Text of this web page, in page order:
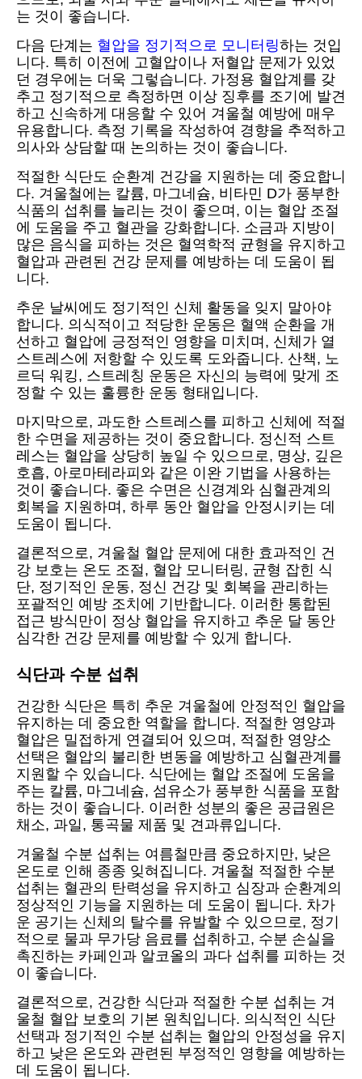
는 것이 좋습니다.
다음 단계는 혈압을 정기적으로 모니터링하는 것입
니다. 특히 이전에 고혈압이나 저혈압 문제가 있었
던 경우에는 더욱 그렇습니다. 가정용 혈압계를 갖
추고 정기적으로 측정하면 이상 징후를 조기에 발견
하고 신속하게 대응할 수 있어 겨울철 예방에 매우
유용합니다. 측정 기록을 작성하여 경향을 추적하고
의사와 상담할 때 논의하는 것이 좋습니다.
적절한 식단도 순환계 건강을 지원하는 데 중요합니
다. 겨울철에는 칼륨, 마그네슘, 비타민 D가 풍부한
식품의 섭취를 늘리는 것이 좋으며, 이는 혈압 조절
에 도움을 주고 혈관을 강화합니다. 소금과 지방이
많은 음식을 피하는 것은 혈역학적 균형을 유지하고
혈압과 관련된 건강 문제를 예방하는 데 도움이 됩
니다.
추운 날씨에도 정기적인 신체 활동을 잊지 말아야
합니다. 의식적이고 적당한 운동은 혈액 순환을 개
선하고 혈압에 긍정적인 영향을 미치며, 신체가 열
스트레스에 저항할 수 있도록 도와줍니다. 산책, 노
르딕 워킹, 스트레칭 운동은 자신의 능력에 맞게 조
정할 수 있는 훌륭한 운동 형태입니다.
마지막으로, 과도한 스트레스를 피하고 신체에 적절
한 수면을 제공하는 것이 중요합니다. 정신적 스트
레스는 혈압을 상당히 높일 수 있으므로, 명상, 깊은
호흡, 아로마테라피와 같은 이완 기법을 사용하는
것이 좋습니다. 좋은 수면은 신경계와 심혈관계의
회복을 지원하며, 하루 동안 혈압을 안정시키는 데
도움이 됩니다.
결론적으로, 겨울철 혈압 문제에 대한 효과적인 건
강 보호는 온도 조절, 혈압 모니터링, 균형 잡힌 식
단, 정기적인 운동, 정신 건강 및 회복을 관리하는
포괄적인 예방 조치에 기반합니다. 이러한 통합된
접근 방식만이 정상 혈압을 유지하고 추운 달 동안
심각한 건강 문제를 예방할 수 있게 합니다.
식단과 수분 섭취
건강한 식단은 특히 추운 겨울철에 안정적인 혈압을
유지하는 데 중요한 역할을 합니다. 적절한 영양과
혈압은 밀접하게 연결되어 있으며, 적절한 영양소
선택은 혈압의 불리한 변동을 예방하고 심혈관계를
지원할 수 있습니다. 식단에는 혈압 조절에 도움을
주는 칼륨, 마그네슘, 섬유소가 풍부한 식품을 포함
하는 것이 좋습니다. 이러한 성분의 좋은 공급원은
채소, 과일, 통곡물 제품 및 견과류입니다.
겨울철 수분 섭취는 여름철만큼 중요하지만, 낮은
온도로 인해 종종 잊혀집니다. 겨울철 적절한 수분
섭취는 혈관의 탄력성을 유지하고 심장과 순환계의
정상적인 기능을 지원하는 데 도움이 됩니다. 차가
운 공기는 신체의 탈수를 유발할 수 있으므로, 정기
적으로 물과 무가당 음료를 섭취하고, 수분 손실을
촉진하는 카페인과 알코올의 과다 섭취를 피하는 것
이 좋습니다.
결론적으로, 건강한 식단과 적절한 수분 섭취는 겨
울철 혈압 보호의 기본 원칙입니다. 의식적인 식단
선택과 정기적인 수분 섭취는 혈압의 안정성을 유지
하고 낮은 온도와 관련된 부정적인 영향을 예방하는
데 도움이 됩니다.